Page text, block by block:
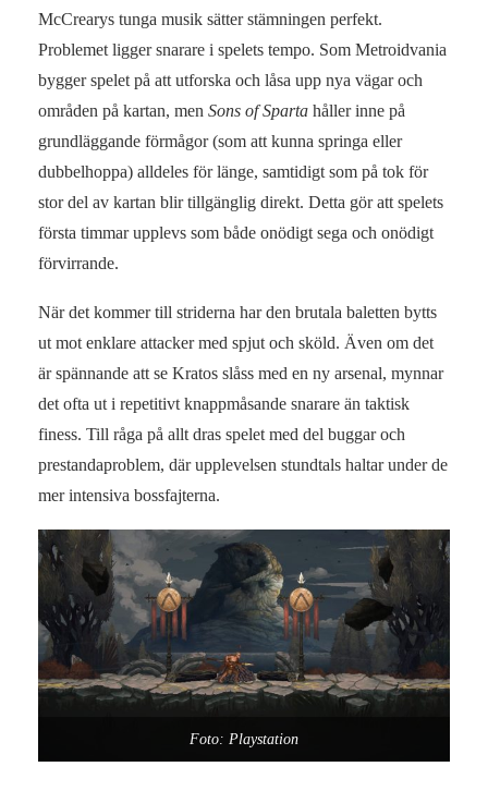
McCrearys tunga musik sätter stämningen perfekt.
Problemet ligger snarare i spelets tempo. Som Metroidvania
bygger spelet på att utforska och låsa upp nya vägar och
områden på kartan, men Sons of Sparta håller inne på
grundläggande förmågor (som att kunna springa eller
dubbelhoppa) alldeles för länge, samtidigt som på tok för
stor del av kartan blir tillgänglig direkt. Detta gör att spelets
första timmar upplevs som både onödigt sega och onödigt
förvirrande.
När det kommer till striderna har den brutala baletten bytts
ut mot enklare attacker med spjut och sköld. Även om det
är spännande att se Kratos slåss med en ny arsenal, mynnar
det ofta ut i repetitivt knappmåsande snarare än taktisk
finess. Till råga på allt dras spelet med del buggar och
prestandaproblem, där upplevelsen stundtals haltar under de
mer intensiva bossfajterna.
Foto: Playstation